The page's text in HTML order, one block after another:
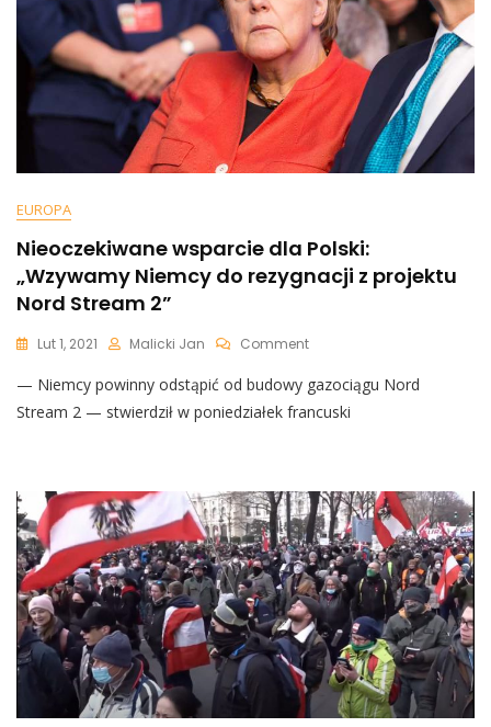
EUROPA
Nieoczekiwane wsparcie dla Polski:
„Wzywamy Niemcy do rezygnacji z projektu
Nord Stream 2”
Lut 1, 2021 Malicki Jan CommentOn
Wsparcie
Dla
Do
Rezygnacji
Z
Projektu
Nord
Stream
2”
— Niemcy powinny odstąpić od budowy gazociągu Nord
Stream 2 — stwierdził w poniedziałek francuski